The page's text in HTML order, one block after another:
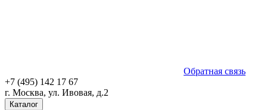
Обратная связь
+7 (495) 142 17 67
г. Москва, ул. Ивовая, д.2
Каталог